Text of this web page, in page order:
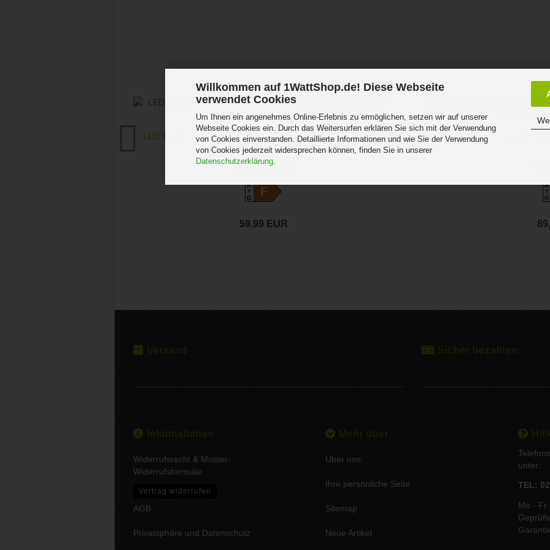
Willkommen auf 1WattShop.de! Diese Webseite
verwendet Cookies
Um Ihnen ein angenehmes Online-Erlebnis zu ermöglichen, setzen wir auf unserer
Webseite Cookies ein. Durch das Weitersurfen erklären Sie sich mit der Verwendung
von Cookies einverstanden. Detaillierte Informationen und wie Sie der Verwendung
von Cookies jederzeit widersprechen können, finden Sie in unserer
Datenschutzerklärung.
LED Tischleuchte Gartenleuchte Kettle 22 Nordlux weiss 4,8W
IP65...
A
GF
59,99 EUR
LED Tischleuchte
A
G
Versand Sicher bezahlen
Informationen
Widerrufsrecht & Muster-
Widerrufsformular
Vertrag widerrufen
AGB
Privatsphäre und Datenschutz
Mehr über
Über uns
Ihre persönliche Seite
Sitemap
Neue Artikel
unter:
TEL:
Mo -